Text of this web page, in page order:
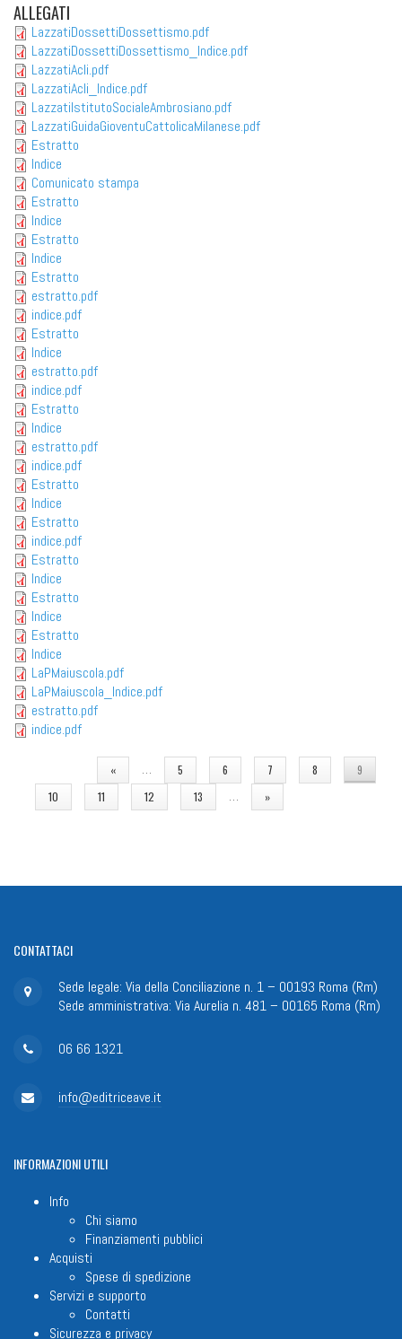
ALLEGATI
LazzatiDossettiDossettismo.pdf
LazzatiDossettiDossettismo_Indice.pdf
LazzatiAcli.pdf
LazzatiAcli_Indice.pdf
LazzatiIstitutoSocialeAmbrosiano.pdf
LazzatiGuidaGioventuCattolicaMilanese.pdf
Estratto
Indice
Comunicato stampa
Estratto
Indice
Estratto
Indice
Estratto
estratto.pdf
indice.pdf
Estratto
Indice
estratto.pdf
indice.pdf
Estratto
Indice
estratto.pdf
indice.pdf
Estratto
Indice
Estratto
indice.pdf
Estratto
Indice
Estratto
Indice
Estratto
Indice
LaPMaiuscola.pdf
LaPMaiuscola_Indice.pdf
estratto.pdf
indice.pdf
« … 5 6 7 8
9
10
11 12 13 … »
CONTATTACI
Sede legale: Via della Conciliazione n. 1 – 00193 Roma (Rm)
Sede amministrativa: Via Aurelia n. 481 – 00165 Roma (Rm)
06 66 1321
info@editriceave.it
INFORMAZIONIUTILI
Info
Chi siamo
Finanziamenti pubblici
Acquisti
Spese di spedizione
Servizi e supporto
Contatti
Sicurezza e privacy